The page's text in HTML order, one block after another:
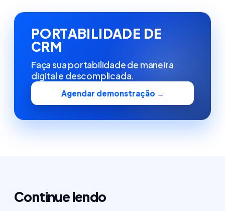
PORTABILIDADE DE
CRM
Faça sua portabilidade de maneira
digital e descomplicada.
Agendar demonstração →
Continue lendo